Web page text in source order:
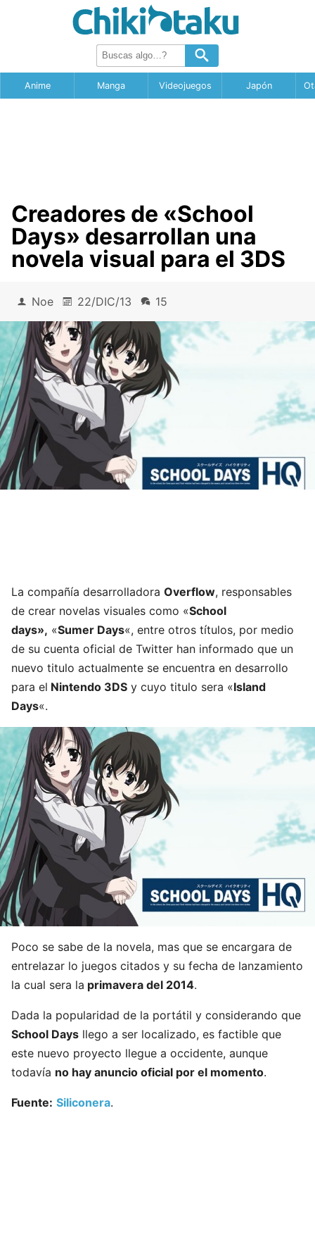
Anime Manga Videojuegos Japón
Creadores de «School
Days» desarrollan una
novela visual para el 3DS
Noe 22/DIC/13 15
La compañía desarrolladora Overflow, responsables
de crear novelas visuales como «School
days», «Sumer Days«, entre otros títulos, por medio
de su cuenta oficial de Twitter han informado que un
nuevo titulo actualmente se encuentra en desarrollo
para el Nintendo 3DS y cuyo titulo sera «Island
Days«.
Poco se sabe de la novela, mas que se encargara de
entrelazar lo juegos citados y su fecha de lanzamiento
la cual sera la primavera del 2014.
Dada la popularidad de la portátil y considerando que
School Days llego a ser localizado, es factible que
este nuevo proyecto llegue a occidente, aunque
todavía no hay anuncio oficial por el momento.
Fuente: Siliconera.